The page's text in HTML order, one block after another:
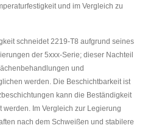
und im Vergleich zu
schneidet 2219-T8 aufgrund seines
der 5xxx-Serie; dieser Nachteil
und
werden. Die Beschichtbarkeit ist
kann die Beständigkeit
Im Vergleich zur Legierung
nach dem Schweißen und stabilere